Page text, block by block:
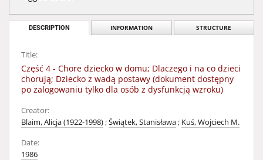
DESCRIPTION INFORMATION STRUCTURE
Title:
Część 4 - Chore dziecko w domu; Dlaczego i na co dzieci
chorują; Dziecko z wadą postawy (dokument dostępny
po zalogowaniu tylko dla osób z dysfunkcją wzroku)
Creator:
Blaim, Alicja (1922-1998);Świątek, Stanisława; Kuś, Wojciech M.
Date:
1986